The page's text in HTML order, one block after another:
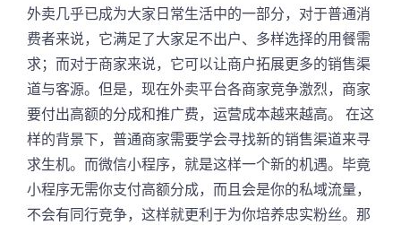
外卖几乎已成为大家日常生活中的一部分，对于普通消
费者来说，它满足了大家足不出户、多样选择的用餐需
求；而对于商家来说，它可以让商户拓展更多的销售渠
道与客源。但是，现在外卖平台各商家竞争激烈，商家
要付出高额的分成和推广费，运营成本越来越高。 在这
样的背景下，普通商家需要学会寻找新的销售渠道来寻
求生机。而微信小程序，就是这样一个新的机遇。毕竟
小程序无需你支付高额分成，而且会是你的私域流量，
不会有同行竞争，这样就更利于为你培养忠实粉丝。那